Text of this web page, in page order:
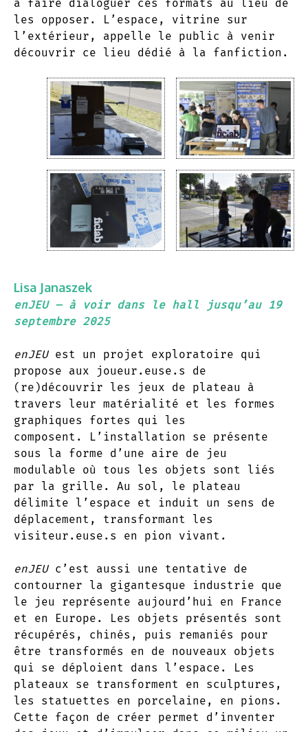
à faire dialoguer ces formats au lieu de
les opposer. L’espace, vitrine sur
l’extérieur, appelle le public à venir
découvrir ce lieu dédié à la fanfiction.
Lisa Janaszek
enJEU – à voir dans le hall jusqu’au 19
septembre 2025
enJEUest un projet exploratoire qui
propose aux joueur.euse.s de
(re)découvrir les jeux de plateau à
travers leur matérialité et les formes
graphiques fortes qui les
composent. L’installation se présente
sous la forme d’une aire de jeu
modulable où tous les objets sont liés
par la grille. Au sol, le plateau
délimite l’espace et induit un sens de
déplacement, transformant les
visiteur.euse.s en pion vivant.
enJEUc’est aussi une tentative de
contourner la gigantesque industrie que
le jeu représente aujourd’hui en France
et en Europe. Les objets présentés sont
récupérés, chinés, puis remaniés pour
être transformés en de nouveaux objets
qui se déploient dans l’espace. Les
plateaux se transforment en sculptures,
les statuettes en porcelaine, en pions.
Cette façon de créer permet d’inventer